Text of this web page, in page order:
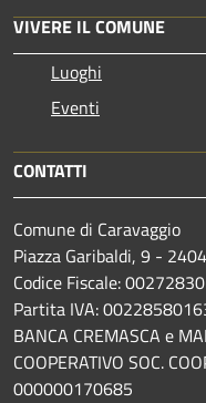
VIVERE IL COMUNE
Luoghi
Eventi
CONTATTI
Comune di Caravaggio
Piazza Garibaldi, 9 -
Codice Fiscale:
Partita IVA:
BANCA CREMASCA e
COOPERATIVO SOC.
000000170685